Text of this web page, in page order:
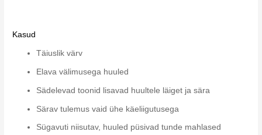
Kasud
Täiuslik värv
Elava välimusega huuled
Sädelevad toonid lisavad huultele läiget ja sära
Särav tulemus vaid ühe käeliigutusega
Sügavuti niisutav, huuled püsivad tunde mahlased